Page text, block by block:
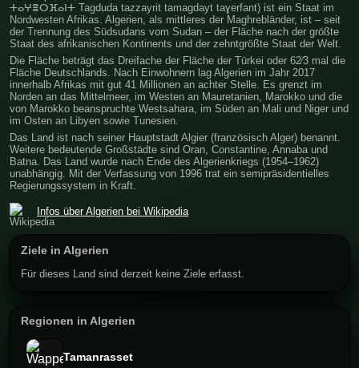
ⵜⴰⵖⴻⵔⴼⴰⵏⵜ Tagduda tazzayrit tamagdayt taɣerfant) ist ein Staat im
Nordwesten Afrikas. Algerien, als mittleres der Maghrebländer, ist – seit
der Trennung des Südsudans vom Sudan – der Fläche nach der größte
Staat des afrikanischen Kontinents und der zehntgrößte Staat der Welt.
Die Fläche beträgt das Dreifache der Fläche der Türkei oder 62⁄3 mal die
Fläche Deutschlands. Nach Einwohnern lag Algerien im Jahr 2017
innerhalb Afrikas mit gut 41 Millionen an achter Stelle. Es grenzt im
Norden an das Mittelmeer, im Westen an Mauretanien, Marokko und die
von Marokko beanspruchte Westsahara, im Süden an Mali und Niger und
im Osten an Libyen sowie Tunesien.
Das Land ist nach seiner Hauptstadt Algier (französisch Alger) benannt.
Weitere bedeutende Großstädte sind Oran, Constantine, Annaba und
Batna. Das Land wurde nach Ende des Algerienkriegs (1954–1962)
unabhängig. Mit der Verfassung von 1996 trat ein semipräsidentielles
Regierungssystem in Kraft.
Infos über Algerien bei Wikipedia
Ziele in Algerien
Für dieses Land sind derzeit keine Ziele erfasst.
Regionen in Algerien
Tamanrasset